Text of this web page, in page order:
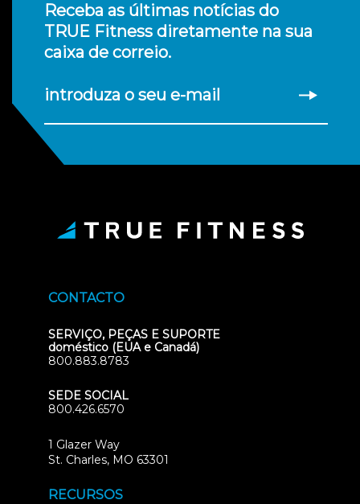
Receba as últimas notícias do
TRUE Fitness diretamente na sua
caixa de correio.
introduza o seu e-mail
CONTACTO
SERVIÇO, PEÇAS E SUPORTE
doméstico (EUA e Canadá)
800.883.8783
SEDE SOCIAL
800.426.6570
1 Glazer Way
St. Charles, MO 63301
RECURSOS